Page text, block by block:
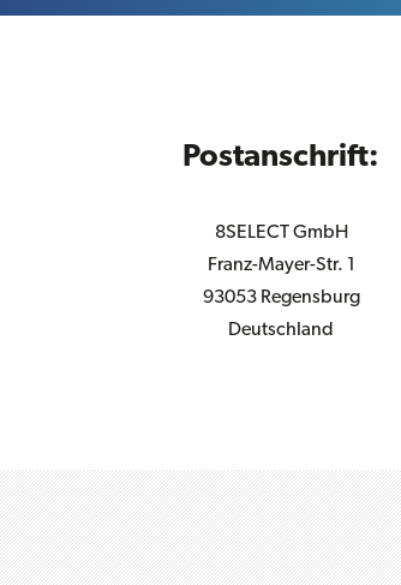
Postanschrift:
8SELECT GmbH
Franz-Mayer-Str. 1
93053 Regensburg
Deutschland